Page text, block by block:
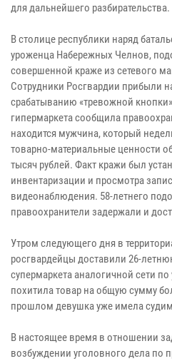
для дальнейшего разбирательства.
В столице республики наряд
уроженца Набережных Челнов,
совершенной краже из сетевого
Сотрудники Росгвардии прибыли
срабатыванию «тревожной
гипермаркета сообщила
находится мужчина, который
товарно-материальные ценности
тысяч рублей. Факт кражи был
инвентаризации и просмотра
видеонаблюдения. 58-летнего
правоохранители задержали и
Утром следующего дня в
росгвардейцы доставили 26-
супермаркета аналогичной сети
похитила товар на общую сумму
прошлом девушка уже имела
В настоящее время в отношении
возбуждении уголовного дела по